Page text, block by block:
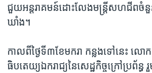
សម្ព័ន្ធ​
រំលង​
ចូល​
ទៅ​
Khmer English
ជួយ​អន្តរាគមន៍​ដោះលែង​មន្ត្រី​សហជីព​
ឃាំង។​
កាល​ពី​ថ្ងៃ​ទី​៣​ខែ​មករា​ កន្លង​ទៅ​នេះ​ លោ
ធិបតេយ្យ​ឯករាជ្យ​នៃ​សេដ្ឋកិច្ច​ក្រៅ​ប្រព័ន្ធ